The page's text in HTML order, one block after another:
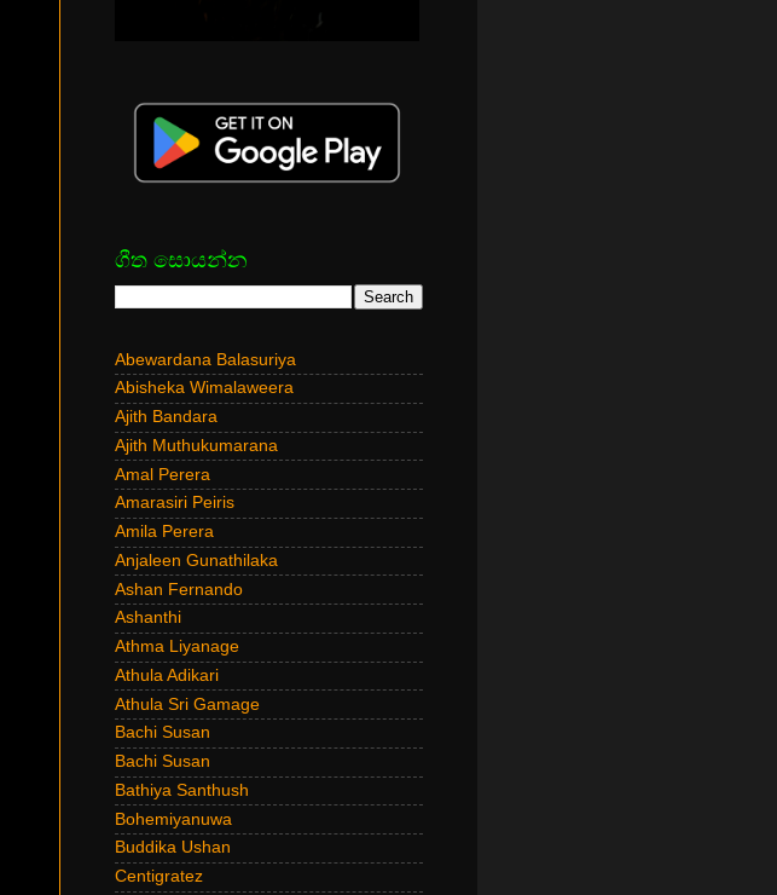
ගීත සොයන්න
Abewardana Balasuriya
Abisheka Wimalaweera
Ajith Bandara
Ajith Muthukumarana
Amal Perera
Amarasiri Peiris
Amila Perera
Anjaleen Gunathilaka
Ashan Fernando
Ashanthi
Athma Liyanage
Athula Adikari
Athula Sri Gamage
Bachi Susan
Bachi Susan
Bathiya Santhush
Bohemiyanuwa
Buddika Ushan
Centigratez